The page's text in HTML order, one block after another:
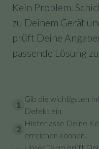
Kein Problem.
zu Deinem Gerät
prüft Deine
passende Lösung
1
Gib die wichtigsten
Defekt ein.
2
Hinterlasse Deine
erreichen können.